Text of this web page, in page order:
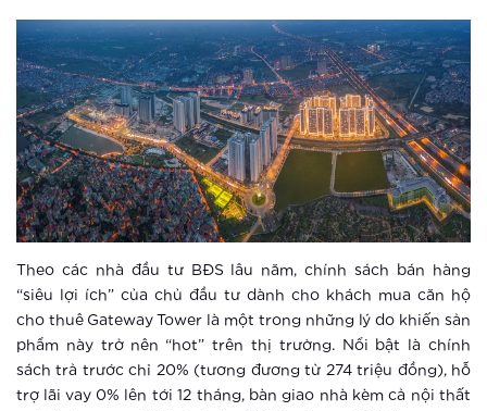
Theo các nhà đầu tư BĐS lâu năm, chính sách bán hàng
“siêu lợi ích” của chủ đầu tư dành cho khách mua căn hộ
cho thuê Gateway Tower là một trong những lý do khiến sản
phẩm này trở nên “hot” trên thị trường. Nổi bật là chính
sách trả trước chỉ 20% (tương đương từ 274 triệu đồng), hỗ
trợ lãi vay 0% lên tới 12 tháng, bàn giao nhà kèm cả nội thất
So sánh Căn hộ thông minh với Đô thị
thông minh
Xem thêm
4 yếu tố “smart” tạo chuẩn sống mới
chưa từng có tại Vinhomes Smart
City
Xem thêm
5 thay đổi tuyệt vời khi sống tại
Vinhomes Smart City
Xem thêm